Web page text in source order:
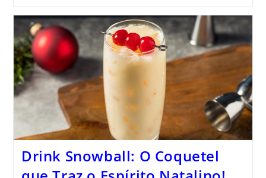
Drink Snowball: O Coquetel